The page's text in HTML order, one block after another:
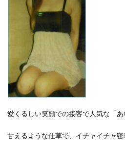
愛くるしい笑顔での接客で人気な「あ
甘えるような仕草で、イチャイチャ密